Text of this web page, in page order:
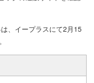
は、イープラスにて2月15